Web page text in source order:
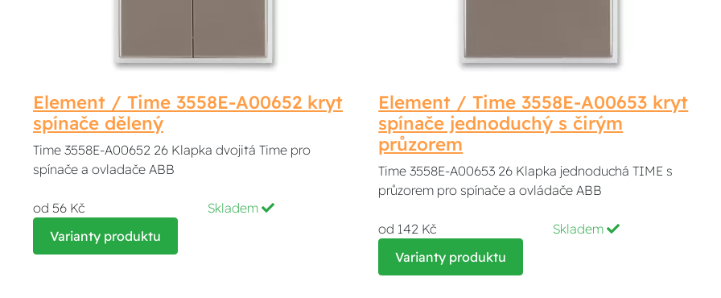
Element / Time 3558E-A00652 kryt
spínače dělený
Time 3558E-A00652 26 Klapka dvojitá Time pro
spínače a ovladače ABB
od 56 Kč
Skladem
Varianty produktu
Element / Time 3558E-A00653 kryt
spínače jednoduchý s čirým
průzorem
Time 3558E-A00653 26 Klapka jednoduchá TIME s
průzorem pro spínače a ovládače ABB
od 142 Kč
Skladem
Varianty produktu